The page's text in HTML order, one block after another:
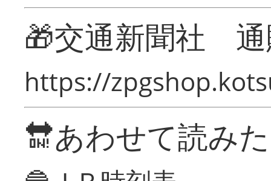
🎁交通新聞社
https://
🔛あわせて読み